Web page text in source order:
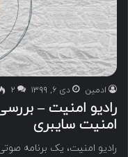
ادمین دی ۶, ۱۳۹۹ ۲
رادیو امنیت –
امنیت سایبری
رادیو امنیت، یک برنامه